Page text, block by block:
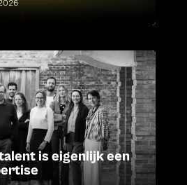
is eigenlijk een